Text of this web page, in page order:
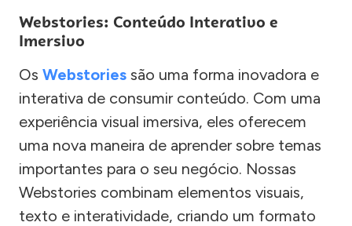
Webstories: Conteúdo Interativo e
Imersivo
Os Webstories são uma forma inovadora e
interativa de consumir conteúdo. Com uma
experiência visual imersiva, eles oferecem
uma nova maneira de aprender sobre temas
importantes para o seu negócio. Nossas
Webstories combinam elementos visuais,
texto e interatividade, criando um formato